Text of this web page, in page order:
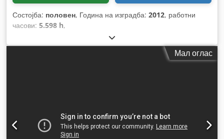
Состојба: половен, Година на изградба: 2012, работни
часови: 5.598 h,
Мал оглас